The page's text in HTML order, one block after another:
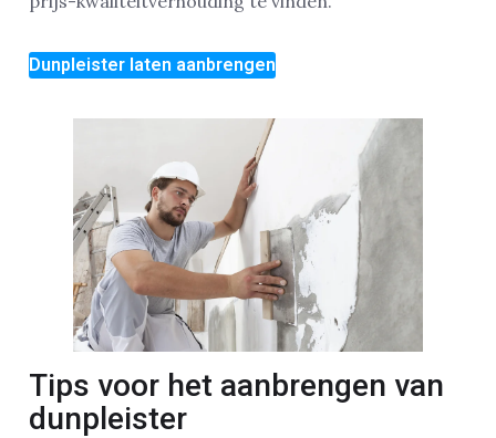
Dunpleister laten aanbrengen
Tips voor het aanbrengen van
dunpleister